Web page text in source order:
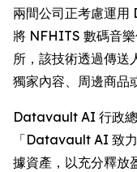
兩間公司正考慮運
將 NFHITS 數碼音
所，該技術透過傳送
獨家內容、周邊商品
Datavault AI 行政
「Datavault AI 致
據資產，以充分釋放